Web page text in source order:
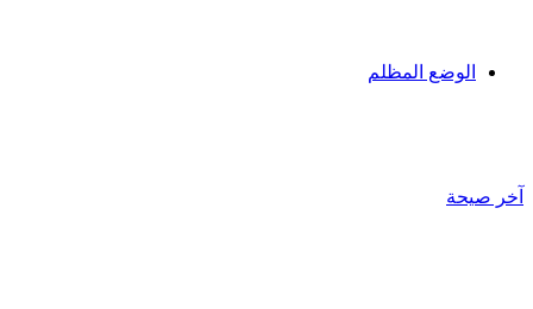
الوضع المظلم
آخر صيحة